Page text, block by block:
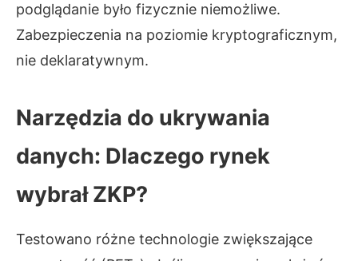
podglądanie było fizycznie niemożliwe.
Zabezpieczenia na poziomie kryptograficznym,
nie deklaratywnym.
Narzędzia do ukrywania
danych: Dlaczego rynek
wybrał ZKP?
Testowano różne technologie zwiększające